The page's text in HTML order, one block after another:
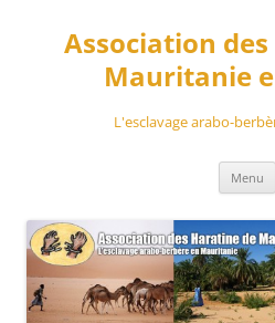
contenuAssociation
Mauritanie
L'esclavage arabo-
Menu